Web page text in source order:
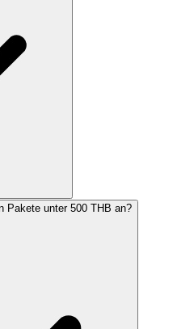
Pakete unter 500 THB an?